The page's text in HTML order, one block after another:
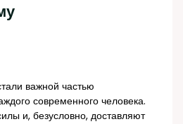
важной частью
современного человека.
и, безусловно, доставляют